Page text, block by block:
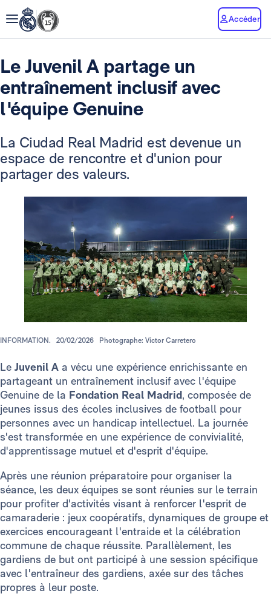
Accéder
Le Juvenil A partage un
entraînement inclusif avec
l'équipe Genuine
La Ciudad Real Madrid est devenue un
espace de rencontre et d'union pour
partager des valeurs.
INFORMATION. 20/02/2026 Photographe: Víctor Carretero
Le Juvenil A a vécu une expérience enrichissante en
partageant un entraînement inclusif avec l'équipe
Genuine de la Fondation Real Madrid, composée de
jeunes issus des écoles inclusives de football pour
personnes avec un handicap intellectuel. La journée
s'est transformée en une expérience de convivialité,
d'apprentissage mutuel et d'esprit d'équipe.
Après une réunion préparatoire pour organiser la
séance, les deux équipes se sont réunies sur le terrain
pour profiter d'activités visant à renforcer l'esprit de
camaraderie : jeux coopératifs, dynamiques de groupe et
exercices encourageant l'entraide et la célébration
commune de chaque réussite. Parallèlement, les
gardiens de but ont participé à une session spécifique
avec l'entraîneur des gardiens, axée sur des tâches
propres à leur poste.